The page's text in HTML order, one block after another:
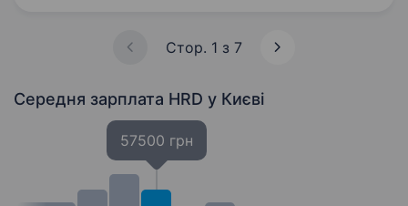
Стор. 1 з 7
Середня зарплата HRD у Києві
57500 грн